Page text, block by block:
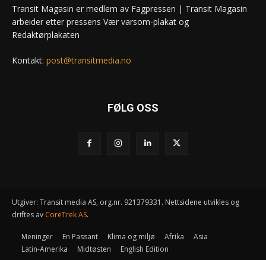
Transit Magasin er medlem av Fagpressen | Transit Magasin
arbeider etter pressens Vær varsom-plakat og
Redaktørplakaten
Kontakt: post@transitmedia.no
FØLG OSS
Utgiver: Transit media AS, org.nr. 921379331. Nettsidene utvikles og
driftes av CoreTrek AS.
Meninger En Passant Klima og miljø Afrika
Asia
Latin-Amerika
Midtøsten English Edition